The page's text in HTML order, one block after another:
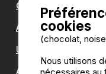
Groupe Romanée
Antilope VAN
Une question ?
Annuaire des
cookies
(chocolat,
Nous utilisons